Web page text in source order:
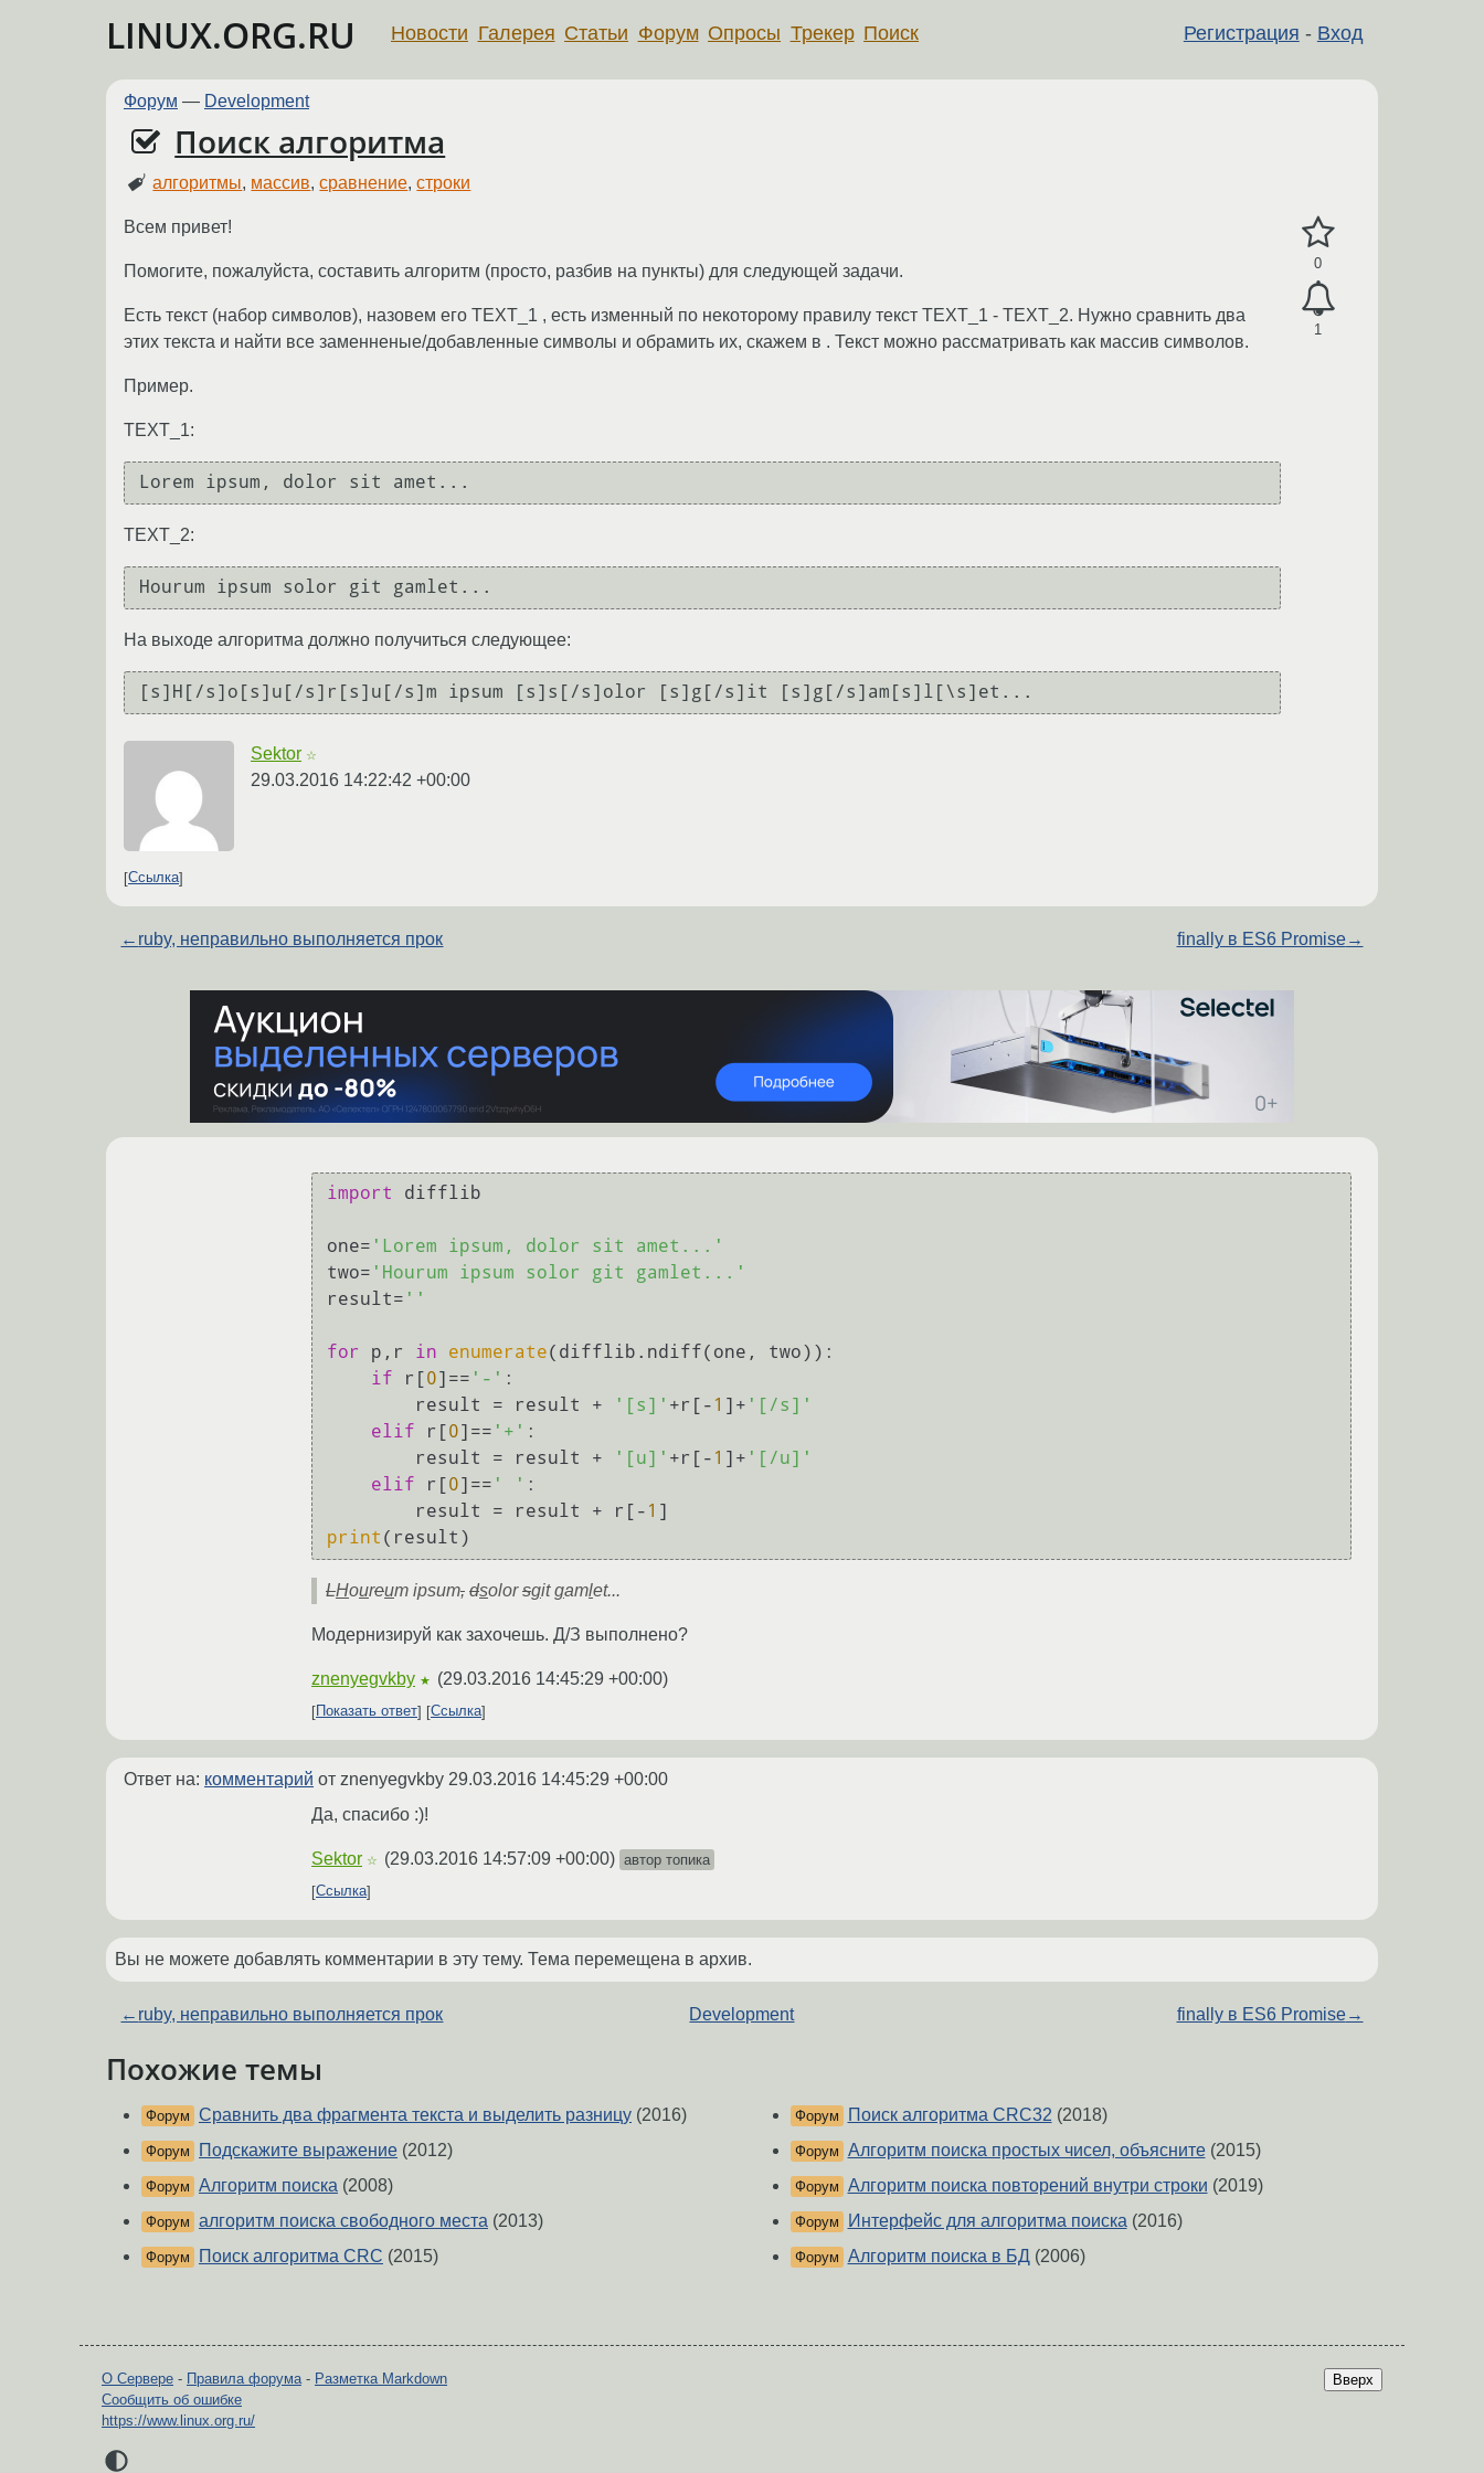
LINUX.ORG.RU Регистрация - Вход
Новости Галерея Статьи Форум Опросы Трекер Поиск
Форум — Development
Поиск алгоритма
алгоритмы, массив,сравнение,строки
0
1
Всем привет!
Помогите, пожалуйста, составить алгоритм (просто, разбив на пункты) для следующей задачи.
Есть текст (набор символов), назовем его TEXT_1 , есть изменный по некоторому правилу текст TEXT_1 - TEXT_2. Нужно сравнить два
этих текста и найти все заменненые/добавленные символы и обрамить их, скажем в . Текст можно рассматривать как массив символов.
Пример.
TEXT_1:
TEXT_2:
На выходе алгоритма должно получиться следующее:
Sektor ☆
29.03.2016 14:22:42 +00:00
Ссылка
← ruby, неправильно выполняется прок finally в ES6 Promise→
import difflib
one= 'Lorem ipsum, dolor sit amet...'
two= 'Hourum ipsum solor git gamlet...'
result= ''
for p,r in enumerate(difflib.ndiff(one, two)):
if r[0]== '-' :
        result = result +
'[s]' +r[- 1 ]+ '[/s]'
elif r[0]== '+' :
        result = result +
'[u]' +r[- 1 ]+ '[/u]'
elif r[0]== ' ' :
        result = result + r[-
1
print
LHoureum ipsum, dsolorsgitgamlet...
Модернизируй как захочешь. Д/З выполнено?
znenyegvkby ★ (29.03.2016 14:45:29 +00:00)
Показать ответ Ссылка
Ответ на: комментарий от znenyegvkby 29.03.2016 14:45:29 +00:00
Да, спасибо :)!
Sektor ☆ (29.03.2016 14:57:09 +00:00) автор топика
Ссылка
Вы не можете добавлять комментарии в эту тему. Тема перемещена в архив.
← ruby, неправильно выполняется прок Development finally в ES6 Promise→
Похожие темы
Форум Сравнить два фрагмента текста и выделить разницу (2016)
Форум Подскажите выражение (2012)
Форум Алгоритм поиска (2008)
Форум алгоритм поиска свободного места (2013)
Форум Поиск алгоритма CRC (2015)
Форум Поиск алгоритма CRC32 (2018)
Форум Алгоритм поиска простых чисел, объясните(2015)
Форум Алгоритм поиска повторений внутри строки (2019)
Форум Интерфейс для алгоритма поиска(2016)
Форум Алгоритм поиска в БД(2006)
Вверх
О Сервере - Правила форума- Разметка Markdown
Сообщить об ошибке
https://www.linux.org.ru/